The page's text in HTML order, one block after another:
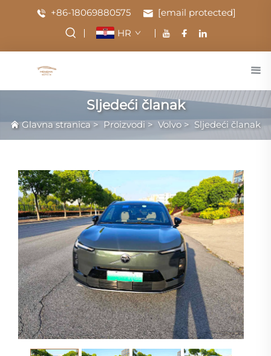
+86-18069880575
[email protected]
HR
Sljedeći članak
Glavna stranica > Proizvodi > Volvo > Sljedeći članak